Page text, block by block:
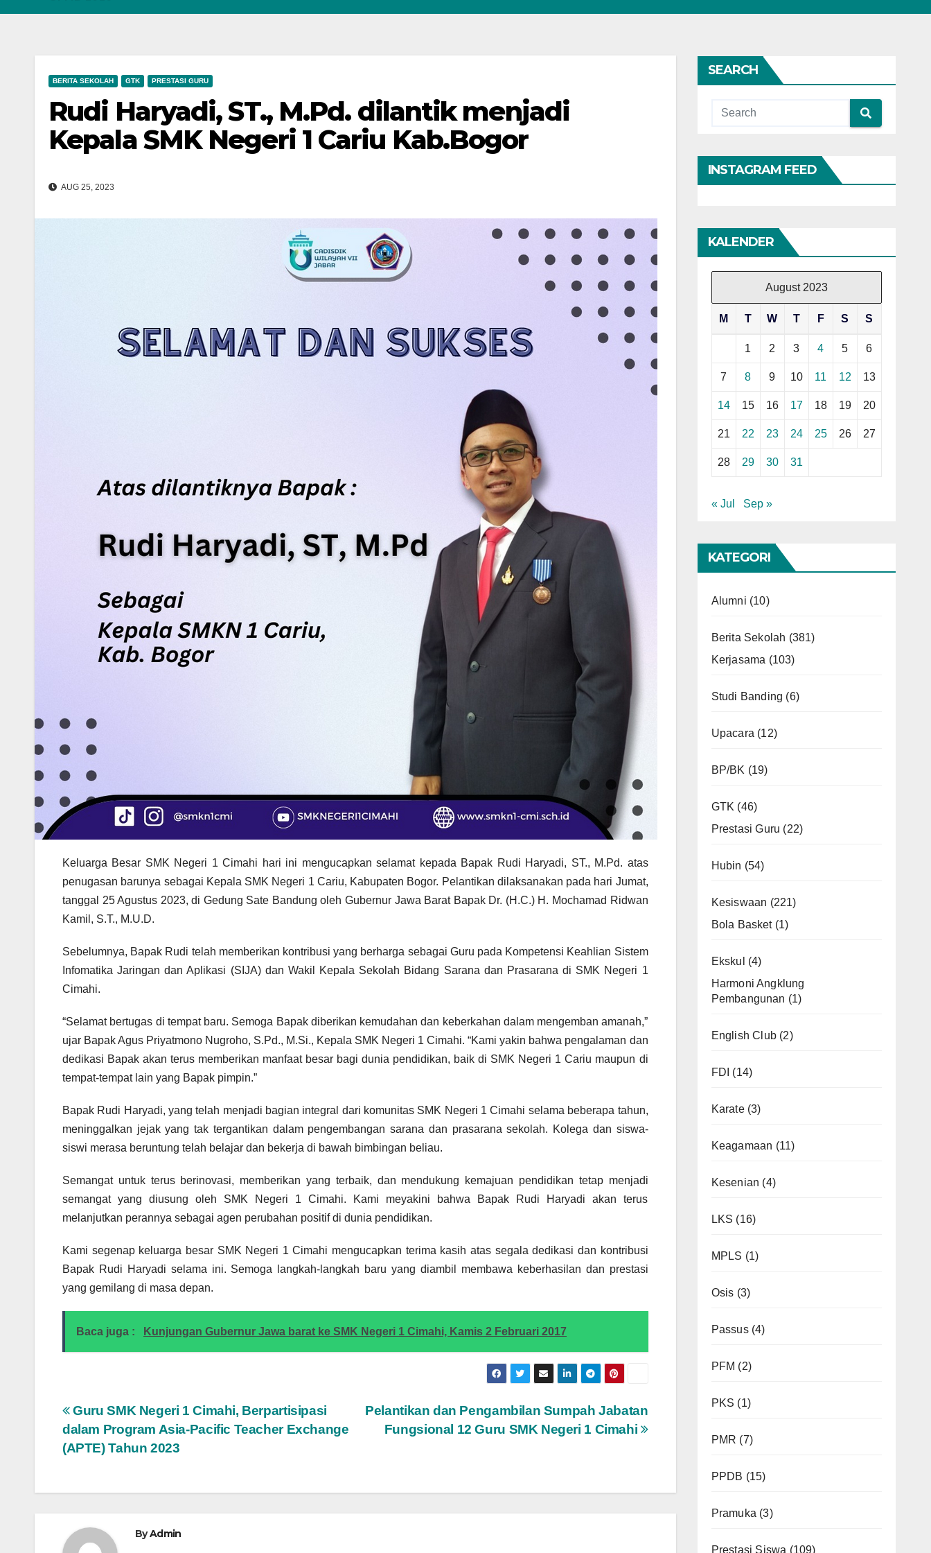
BERITA SEKOLAH GTK PRESTASI GURU
Rudi Haryadi, ST., M.Pd. dilantik menjadi
Kepala SMK Negeri 1 Cariu Kab.Bogor
AUG 25, 2023
Keluarga Besar SMK Negeri 1 Cimahi hari ini mengucapkan selamat kepada Bapak Rudi Haryadi, ST., M.Pd. atas
penugasan barunya sebagai Kepala SMK Negeri 1 Cariu, Kabupaten Bogor. Pelantikan dilaksanakan pada hari Jumat,
tanggal 25 Agustus 2023, di Gedung Sate Bandung oleh Gubernur Jawa Barat Bapak Dr. (H.C.) H. Mochamad Ridwan
Kamil, S.T., M.U.D.
Sebelumnya, Bapak Rudi telah memberikan kontribusi yang berharga sebagai Guru pada Kompetensi Keahlian Sistem
Infomatika Jaringan dan Aplikasi (SIJA) dan Wakil Kepala Sekolah Bidang Sarana dan Prasarana di SMK Negeri 1
Cimahi.
“Selamat bertugas di tempat baru. Semoga Bapak diberikan kemudahan dan keberkahan dalam mengemban amanah,”
ujar Bapak Agus Priyatmono Nugroho, S.Pd., M.Si., Kepala SMK Negeri 1 Cimahi. “Kami yakin bahwa pengalaman dan
dedikasi Bapak akan terus memberikan manfaat besar bagi dunia pendidikan, baik di SMK Negeri 1 Cariu maupun di
tempat-tempat lain yang Bapak pimpin.”
Bapak Rudi Haryadi, yang telah menjadi bagian integral dari komunitas SMK Negeri 1 Cimahi selama beberapa tahun,
meninggalkan jejak yang tak tergantikan dalam pengembangan sarana dan prasarana sekolah. Kolega dan siswa-
siswi merasa beruntung telah belajar dan bekerja di bawah bimbingan beliau.
Semangat untuk terus berinovasi, memberikan yang terbaik, dan mendukung kemajuan pendidikan tetap menjadi
semangat yang diusung oleh SMK Negeri 1 Cimahi. Kami meyakini bahwa Bapak Rudi Haryadi akan terus
melanjutkan perannya sebagai agen perubahan positif di dunia pendidikan.
Kami segenap keluarga besar SMK Negeri 1 Cimahi mengucapkan terima kasih atas segala dedikasi dan kontribusi
Bapak Rudi Haryadi selama ini. Semoga langkah-langkah baru yang diambil membawa keberhasilan dan prestasi
yang gemilang di masa depan.
Baca juga : Kunjungan Gubernur Jawa barat ke SMK Negeri 1 Cimahi, Kamis 2 Februari 2017
Post
navigation
Pelantikan dan Pengambilan Sumpah Jabatan
Fungsional 12 Guru SMK Negeri 1 Cimahi
Guru SMK Negeri 1 Cimahi, Berpartisipasi
dalam Program Asia-Pacific Teacher Exchange
(APTE) Tahun 2023
ByAdmin
SEARCH
INSTAGRAM FEED
KALENDER
August 2023
M T W T F S S
1 2 3 4 5 6
7 8 9 10 11 12 13
14 15 16 17 18 19 20
21 22 23 24 25 26 27
28 29 30 31
« Jul Sep »
KATEGORI
Alumni (10)
Berita Sekolah (381)
Kerjasama (103)
Studi Banding (6)
Upacara (12)
BP/BK (19)
GTK (46)
Prestasi Guru (22)
Hubin (54)
Kesiswaan (221)
Bola Basket(1)
Ekskul
(4)
Harmoni Angklung
Pembangunan (1)
English Club(2)
FDI (14)
Karate(3)
Keagamaan (11)
Kesenian (4)
LKS (16)
MPLS (1)
Osis (3)
Passus(4)
PFM (2)
PKS (1)
PMR (7)
PPDB (15)
Pramuka (3)
Prestasi Siswa (109)